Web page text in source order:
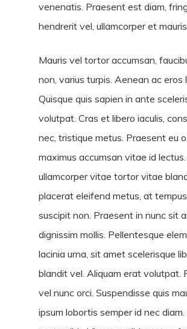
venenatis. Praesent est diam,
hendrerit vel, ullamcorper et
Mauris vel tortor accumsan,
non, varius turpis. Aenean ac eros
Quisque quis sapien in ante
volutpat. Cras et libero iaculis,
nec, tristique metus. Praesent eu
maximus accumsan vitae id
ullamcorper vitae tortor vitae
placerat eleifend metus, at
suscipit non. Praesent in nunc sit
dignissim mollis. Pellentesque
lacinia urna, sit amet scelerisque
blandit vel. Aliquam erat volutpat.
vel nunc orci. Suspendisse quis
ipsum lobortis semper id nec